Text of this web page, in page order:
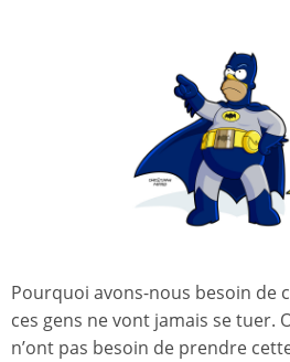
Pourquoi avons-nous besoin de
ces gens ne vont jamais se tuer.
n’ont pas besoin de prendre